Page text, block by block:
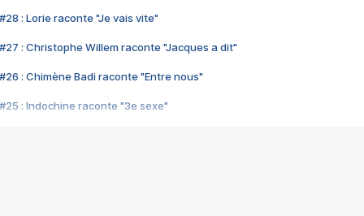
#28 : Lorie raconte "Je vais vite"
#27 : Christophe Willem raconte "Jacques a dit"
#26 : Chimène Badi raconte "Entre nous"
#25 : Indochine raconte "3e sexe"